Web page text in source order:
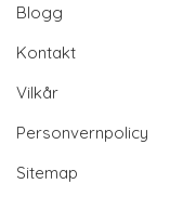
Blogg
Kontakt
Vilkår
Personvernpolicy
Sitemap